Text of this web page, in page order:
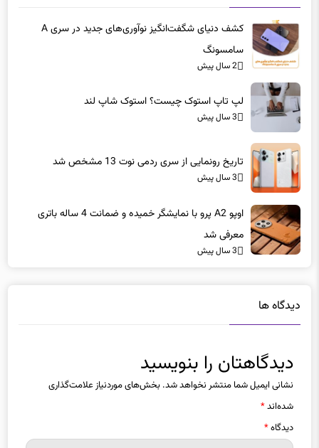
کشف دنیای شگفت‌انگیز نوآوری‌های جدید در سری A
سامسونگ
2 سال پیش
لپ تاپ‌ استوک چیست؟ استوک شاپ لند
3 سال پیش
تاریخ رونمایی از سری ردمی نوت 13 مشخص شد
3 سال پیش
اوپو A2 پرو با نمایشگر خمیده و ضمانت 4 ساله باتری
معرفی شد
3 سال پیش
دیدگاه ها
دیدگاهتان را بنویسید
نشانی ایمیل شما منتشر نخواهد شد. بخش‌های موردنیاز علامت‌گذاری
شده‌اند*
دیدگاه*